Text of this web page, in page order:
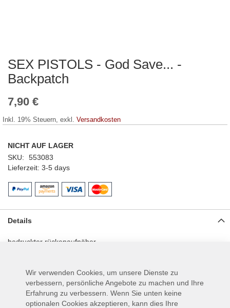
SEX PISTOLS - God Save... -
Backpatch
7,90 €
Inkl. 19% Steuern, exkl. Versandkosten
NICHT AUF LAGER
SKU
553083
Lieferzeit 3-5 days
Zum
der
springen
Details
bedruckter rückenaufnäher
Mehr Informationen
Wir verwenden Cookies, um unsere Dienste zu
verbessern, persönliche Angebote zu machen und Ihre
Erfahrung zu verbessern. Wenn Sie unten keine
optionalen Cookies akzeptieren, kann dies Ihre